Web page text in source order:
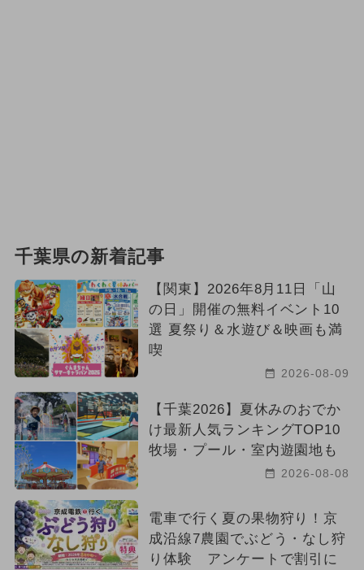
千葉県の新着記事
【関東】2026年8月11日「山
の日」開催の無料イベント10
選 夏祭り＆水遊び＆映画も満
喫
2026-08-09
【千葉2026】夏休みのおでか
け最新人気ランキングTOP10
牧場・プール・室内遊園地も
2026-08-08
電車で行く夏の果物狩り！京
成沿線7農園でぶどう・なし狩
り体験 アンケートで割引に